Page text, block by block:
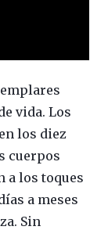
vida. Los
los diez
cuerpos
a los toques
a meses
Sin